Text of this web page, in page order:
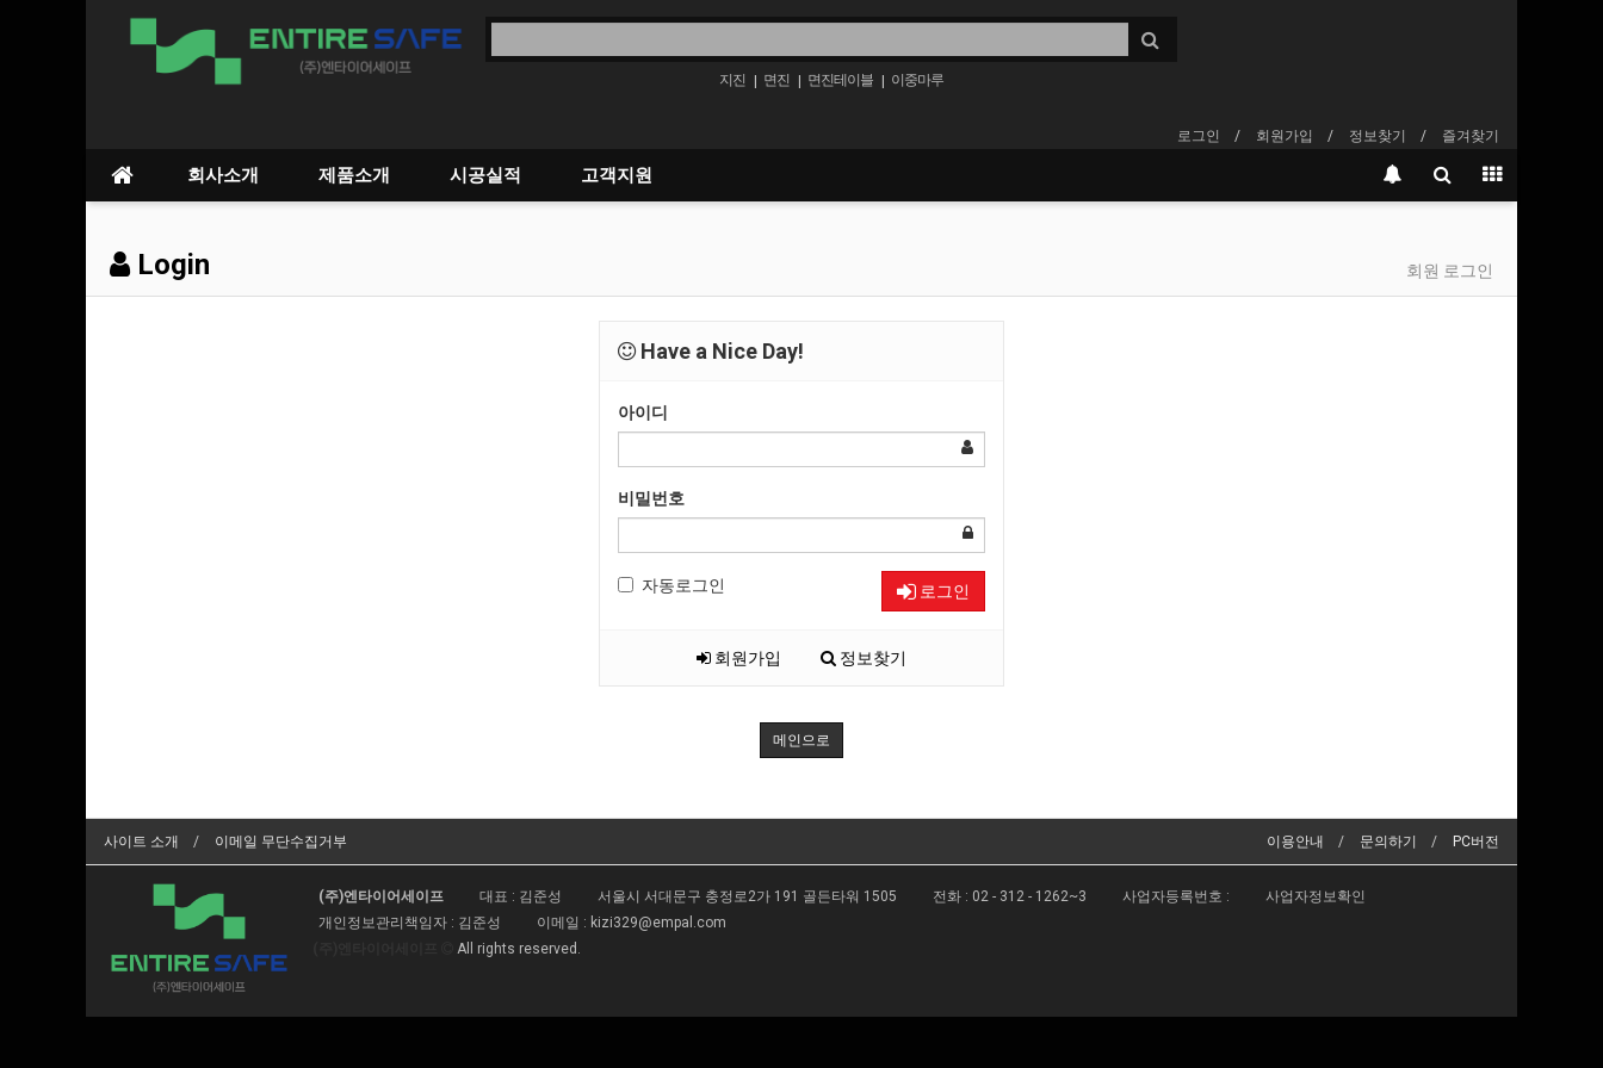
지진 | 면진 | 면진테이블 | 이중마루
로그인 회원가입 정보찾기 즐겨찾기
회사소개 제품소개 시공실적 고객지원
Login 회원 로그인
Have a Nice Day!
아이디
비밀번호
자동로그인 로그인
회원가입 정보찾기
메인으로
사이트 소개 이메일 무단수집거부 이용안내 문의하기 PC버전
(주)엔타이어세이프 대표 : 김준성 서울시 서대문구 충정로2가 191 골든타워 1505 전화 : 02 - 312 - 1262~3 사업자등록번호 :
사업자정보확인
개인정보관리책임자 : 김준성
이메일 : kizi329@empal.com
All rights reserved.